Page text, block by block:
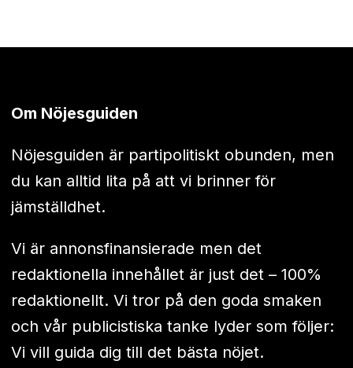
Om Nöjesguiden
Nöjesguiden är partipolitiskt obunden, men
du kan alltid lita på att vi brinner för
jämställdhet.
Vi är annonsfinansierade men det
redaktionella innehållet är just det – 100%
redaktionellt. Vi tror på den goda smaken
och vår publicistiska tanke lyder som följer:
Vi vill guida dig till det bästa nöjet.